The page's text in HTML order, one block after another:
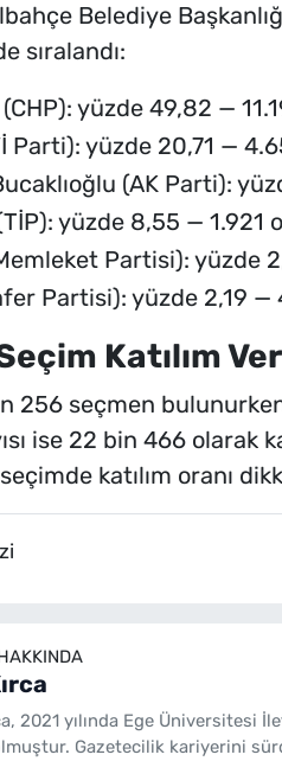
Belediye
sıralandı:
yüzde 49,82 —
Parti): yüzde 20,71 —
(AK Parti):
yüzde 8,55 — 1.921
Partisi): yüzde
Partisi): yüzde 2,19 —
Katılım
256 seçmen
ise 22 bin 466 olarak
seçimde katılım oranı
2021 yılında Ege Üniversitesi
Gazetecilik kariyerini